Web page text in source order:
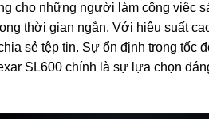
cho những người làm công việc
thời gian ngắn. Với hiệu suất
sẻ tệp tin. Sự ổn định trong tốc
SL600 chính là sự lựa chọn